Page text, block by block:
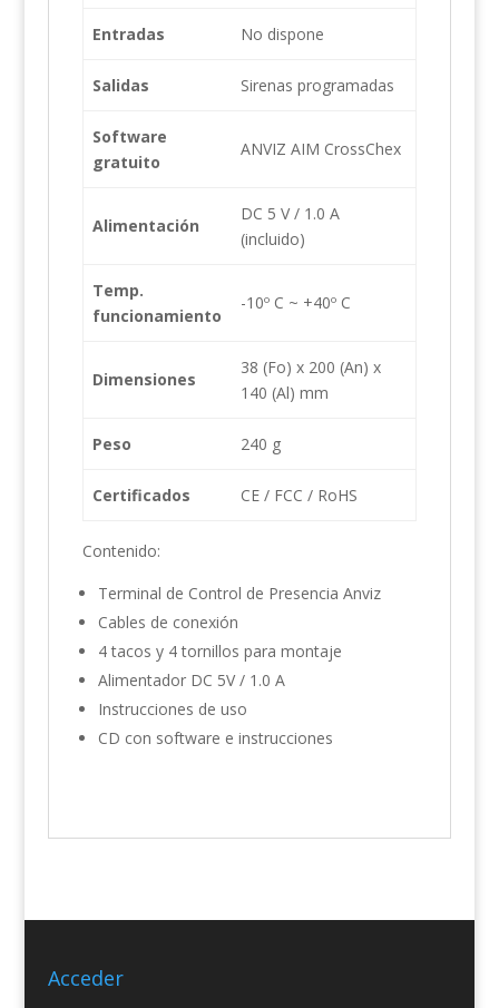
Entradas No dispone
Salidas Sirenas programadas
Software
gratuito
ANVIZ AIM CrossChex
Alimentación
DC 5 V / 1.0 A
(incluido)
Temp.
funcionamiento
-10º C ~ +40º C
Dimensiones
38 (Fo) x 200 (An) x
140 (Al) mm
Peso 240 g
Certificados CE / FCC / RoHS
Contenido:
Terminal de Control de Presencia Anviz
Cables de conexión
4 tacos y 4 tornillos para montaje
Alimentador DC 5V / 1.0 A
Instrucciones de uso
CD con software e instrucciones
Acceder